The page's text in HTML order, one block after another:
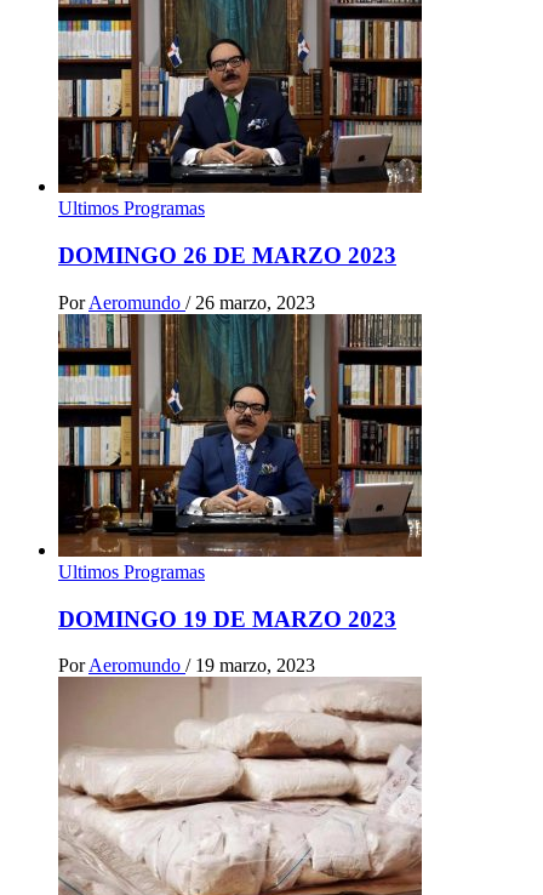
Ultimos Programas
DOMINGO 26 DE MARZO 2023
Por Aeromundo / 26 marzo, 2023
Ultimos Programas
DOMINGO 19 DE MARZO 2023
Por Aeromundo / 19 marzo, 2023